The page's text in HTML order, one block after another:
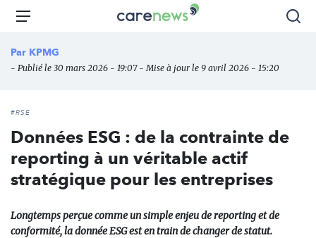
Aller
principal
Carenews,
des
Menu
Par KPMG
- Publié le 30 mars 2026 - 19:07 - Mise à jour le 9 avril 2026 - 15:20
#RSE
Données ESG : de la contrainte de
reporting à un véritable actif
stratégique pour les entreprises
Longtemps perçue comme un simple enjeu de reporting et de
conformité, la donnée ESG est en train de changer de statut.